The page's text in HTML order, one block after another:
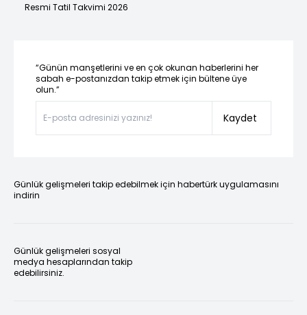
Resmi Tatil Takvimi 2026
“Günün manşetlerini ve en çok okunan haberlerini her
sabah e-postanızdan takip etmek için bültene üye
olun.”
Kaydet
Günlük gelişmeleri takip edebilmek için habertürk uygulamasını
indirin
Günlük gelişmeleri sosyal
medya hesaplarından takip
edebilirsiniz.